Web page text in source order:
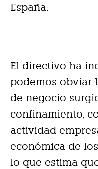
España.
El directivo ha
podemos obviar
de negocio
confinamiento,
actividad
económica de
lo que estima